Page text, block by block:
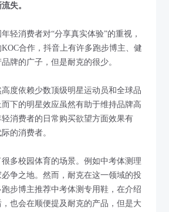
失。
轻消费者对“分享真实体验”的重视，
合作，抖音上有许多跑步博主、健
牌的广子，但是耐克的很少。
度依赖少数顶级明星运动员和全球品
下的明星效应虽然有助于维持品牌高
消费者的日常购买欲望方面效果有
的消费者。
多校园体育的场景。例如中考体测理
争之地。然而，耐克在这一领域的投
步博主推荐中考体测专用鞋，在介绍
也会在顺便提及耐克的产品，但是大